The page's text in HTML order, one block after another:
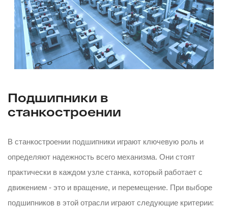
Подшипники в
станкостроении
В станкостроении подшипники играют ключевую роль и
определяют надежность всего механизма. Они стоят
практически в каждом узле станка, который работает с
движением - это и вращение, и перемещение. При выборе
подшипников в этой отрасли играют следующие критерии: